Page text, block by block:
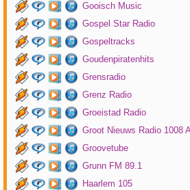
Gooisch Music
Gospel Star Radio
Gospeltracks
Goudenpiratenhits
Grensradio
Grenz Radio
Groeistad Radio
Groot Nieuws Radio 1008
Groovetube
Grunn FM 89.1
Haarlem 105